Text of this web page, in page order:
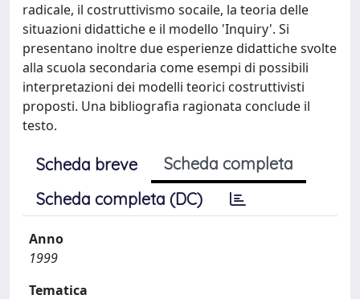
radicale, il costruttivismo socaile, la teoria delle
situazioni didattiche e il modello 'Inquiry'. Si
presentano inoltre due esperienze didattiche svolte
alla scuola secondaria come esempi di possibili
interpretazioni dei modelli teorici costruttivisti
proposti. Una bibliografia ragionata conclude il
testo.
Scheda breve
Scheda completa
Scheda completa (DC)
Anno
1999
Tematica